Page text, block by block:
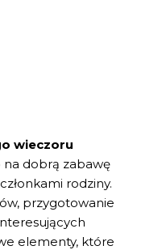
wieczoru
dobrą zabawę
rodziny.
przygotowanie
elementy, które